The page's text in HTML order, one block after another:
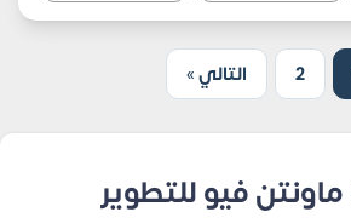
2 التالي »
فيو للتطوير